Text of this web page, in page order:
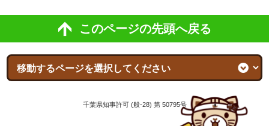
このページの先頭へ戻る
千葉県知事許可 (般-28) 第 50795号